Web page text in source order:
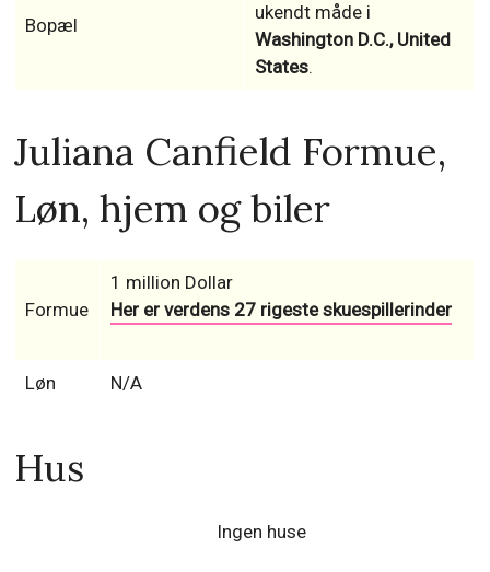
Bopæl
ukendt måde i
Washington D.C., United
States.
Juliana Canfield Formue,
Løn, hjem og biler
Formue
1 million Dollar
Her er verdens 27 rigeste skuespillerinder
Løn N/A
Hus
Ingen huse